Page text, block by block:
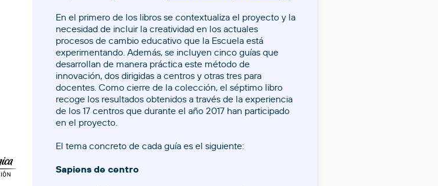
En el primero de los libros se contextualiza el proyecto y la
necesidad de incluir la creatividad en los actuales
procesos de cambio educativo que la Escuela está
experimentando. Además, se incluyen cinco guías que
desarrollan de manera práctica este método de
innovación, dos dirigidas a centros y otras tres para
docentes. Como cierre de la colección, el séptimo libro
recoge los resultados obtenidos a través de la experiencia
de los 17 centros que durante el año 2017 han participado
en el proyecto.
El tema concreto de cada guía es el siguiente:
Sapiens de centro